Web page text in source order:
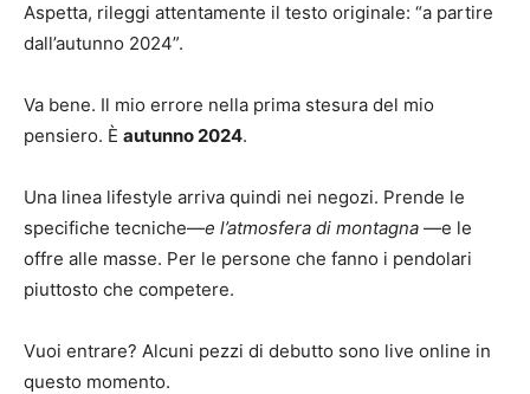
Aspetta, rileggi attentamente il testo originale: “a partire
dall’autunno 2024”.
Va bene. Il mio errore nella prima stesura del mio
pensiero. È autunno 2024.
Una linea lifestyle arriva quindi nei negozi. Prende le
specifiche tecniche—e l’atmosfera di montagna —e le
offre alle masse. Per le persone che fanno i pendolari
piuttosto che competere.
Vuoi entrare? Alcuni pezzi di debutto sono live online in
questo momento.